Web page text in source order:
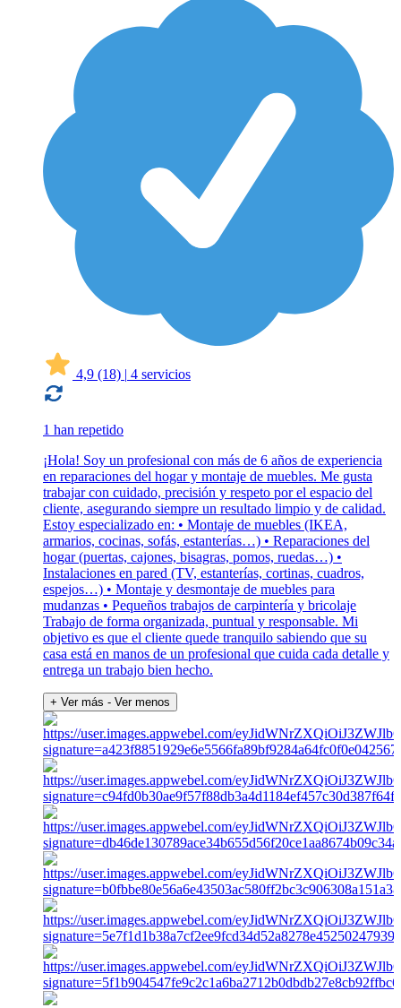
4,9 (18) | 4 servicios
1 han repetido
¡Hola! Soy un profesional con más de 6 años de experiencia
en reparaciones del hogar y montaje de muebles. Me gusta
trabajar con cuidado, precisión y respeto por el espacio del
cliente, asegurando siempre un resultado limpio y de calidad.
Estoy especializado en: • Montaje de muebles (IKEA,
armarios, cocinas, sofás, estanterías…) • Reparaciones del
hogar (puertas, cajones, bisagras, pomos, ruedas…) •
Instalaciones en pared (TV, estanterías, cortinas, cuadros,
espejos…) • Montaje y desmontaje de muebles para
mudanzas • Pequeños trabajos de carpintería y bricolaje
Trabajo de forma organizada, puntual y responsable. Mi
objetivo es que el cliente quede tranquilo sabiendo que su
casa está en manos de un profesional que cuida cada detalle y
entrega un trabajo bien hecho.
+ Ver más - Ver menos